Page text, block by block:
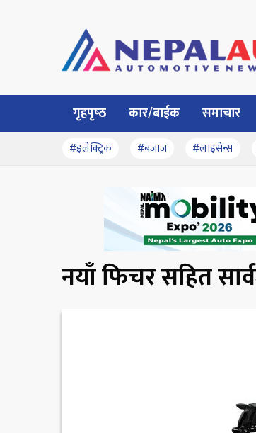
गृहपृष्‍ठ कार/बाईक समाचार
#इलेक्ट्रिक #बजाज #लाइसेन्स
नयाँ फिचर सहित